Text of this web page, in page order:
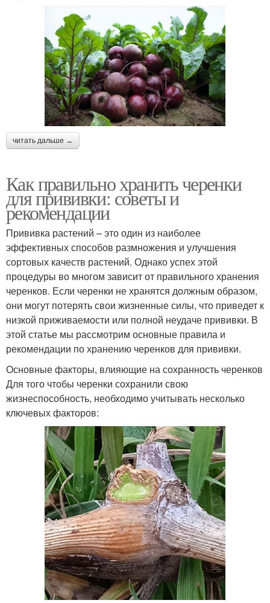
читать дальше →
Как правильно хранить черенки
для прививки: советы и
рекомендации
Прививка растений – это один из наиболее
эффективных способов размножения и улучшения
сортовых качеств растений. Однако успех этой
процедуры во многом зависит от правильного хранения
черенков. Если черенки не хранятся должным образом,
они могут потерять свои жизненные силы, что приведет к
низкой приживаемости или полной неудаче прививки. В
этой статье мы рассмотрим основные правила и
рекомендации по хранению черенков для прививки.
Основные факторы, влияющие на сохранность черенков
Для того чтобы черенки сохранили свою
жизнеспособность, необходимо учитывать несколько
ключевых факторов: